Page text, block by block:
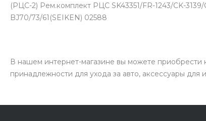
(РЦС-2) Рем.комплект РЦС SK43351/FR-1243/CK-
BJ70/73/61(SEIKEN) 02588
В нашем интернет-магазине вы можете приобрести
принадлежности для ухода за авто, аксессуары для